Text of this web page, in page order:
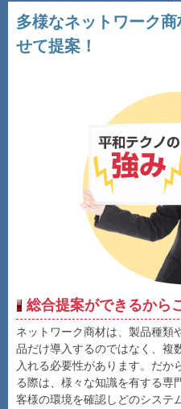
多様なネットワーク
せて提案！
総合提案ができるから
ネットワーク商材は、製品種類
品だけ導入するのではなく、複
入れる必要性があります。だか
る際は、様々な知識を有する専
客様の環境を確認しどのシステ